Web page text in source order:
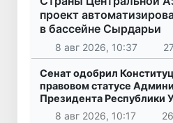
проект
в бассейне Сырдарьи
8 авг 2026, 10:37
Сенат одобрил
правовом статусе
Президента Республики
8 авг 2026, 10:17